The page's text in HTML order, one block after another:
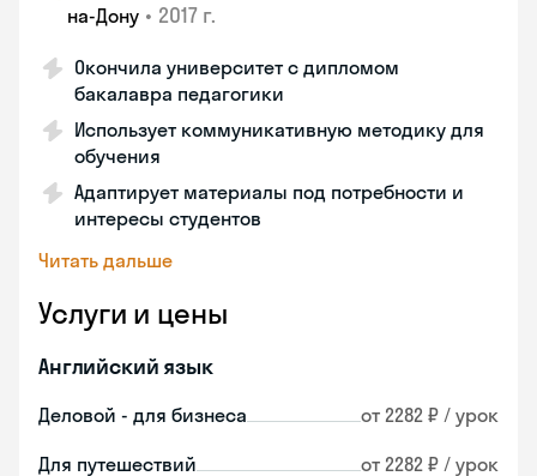
на-Дону • 2017 г.
Окончила университет с дипломом
бакалавра педагогики
Использует коммуникативную методику для
обучения
Адаптирует материалы под потребности и
интересы студентов
Читать дальше
Услуги и цены
Английский язык
Деловой - для бизнеса от 2282 ₽ / урок
Для путешествий от 2282 ₽ / урок